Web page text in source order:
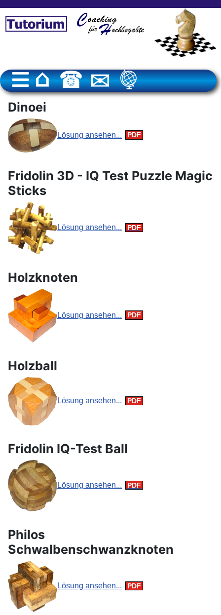
Dinoei
Lösung ansehen...
Fridolin 3D - IQ Test Puzzle Magic
Sticks
Lösung ansehen...
Holzknoten
Lösung ansehen...
Holzball
Lösung ansehen...
Fridolin IQ-Test Ball
Lösung ansehen...
Philos
Schwalbenschwanzknoten
Lösung ansehen...